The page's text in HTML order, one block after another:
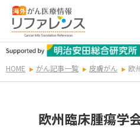
HOME がん記事一覧 皮膚がん 欧
欧州臨床腫瘍学